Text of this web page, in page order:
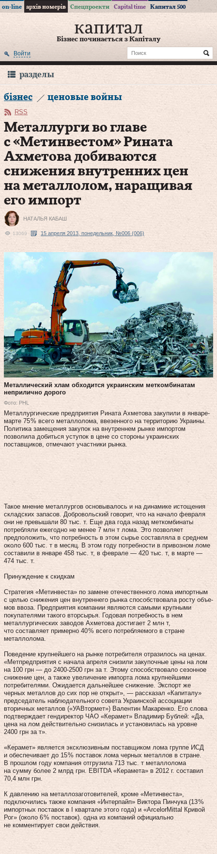
on-line архів номерів Спецпроекти Capital time Капитал 500
Бізнес починається з Капіталу
Войти
разделы
бізнес ценовые войны
RSS
Металлурги во главе
с «Метинвестом» Рината
Ахметова добиваются
снижения внутренних цен
на металлолом, наращивая
его импорт
НАТАЛЬЯ КАБАШ
13069 15 апреля 2013, понедельник, №006 (006)
Металлический хлам обходится украинским меткомбинатам
неприлично дорого
Фото: PHL
Металлургические пред­приятия Рината Ах­метова закупили в январе-
марте 75 % всего металлолома, ввезенного на территорию Украины.
Политика замещения закупок на внутреннем рынке импортом
позволила добиться уступок в цене со стороны украинских
поставщиков, отмечают участники рынка.
Такое мнение металлургов основывалось и на динамике истощения
складских запасов. Добровольский говорит, что на начало февраля
они не превышали 80 тыс. т. Еще два года назад меткомбинаты
потреб­ляли ежегодно не менее 7 млн т лома. Это позволяет
предположить, что потребность в этом сырье составляла в среднем
около 600 тыс. т в месяц. В этом году потребности в привозном ломе
составили в январе 458 тыс. т, в феврале — 420 тыс. т, в марте —
474 тыс. т.
Принуждение к скидкам
Стратегия «Метинвеста» по замене отечественного лома импортным
с целью снижения цен внутреннего рынка способствовала росту объе­
мов ввоза. Предприятия компании являются самыми крупными
покупателями такого вторсырья. Годовая потребность в нем
металлургических заводов Ахметова достигает 2 млн т,
что составляет примерно 40 % всего потребляемого в стране
металлолома.
Поведение крупнейшего на рынке потребителя отразилось на ценах.
«Метпредприятия с начала апреля снизили закупочные цены на лом
на 100 грн — до 2400‑2500 грн за т. Этому способствовало сезонное
снижение цен, а также увеличение импорта лома крупнейшими
потребителями. Ожидается дальнейшее снижение. Экспорт же
черных металлов до сих пор не открыт», — рассказал «Капиталу»
председатель наблюдательного совета Украинской ассоциации
вторичных металлов («УАВтормет») Валентин Макаренко. Его слова
подтверждает гендиректор ЧАО «Керамет» Владимир Бублей: «Да,
цена на лом действительно снизилась и установилась на уровне
2400 грн за т».
«Керамет» является эксклюзивным поставщиком лома группе ИСД
и обеспечивает до 15 % поставок лома черных металлов в стране.
В прошлом году компания отгрузила 713 тыс. т металлолома
на сумму более 2 млрд грн. EBITDA «Керамета» в 2012 г. составил
70,4 млн грн.
К давлению на металлозаготовителей, кроме «Метинвеста»,
подключились также компания «Интерпайп» Виктора Пинчука (13 %
импортных поставок в І квартале этого года) и «ArcelorMittal Кривой
Рог» (около 6 % поставок). одна из компаний официально
не комментирует свои действия.